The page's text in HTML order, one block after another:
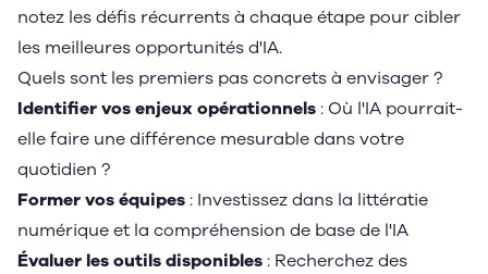
notez les défis récurrents à chaque étape pour cibler
les meilleures opportunités d'IA.
Quels sont les premiers pas concrets à envisager ?
Identifier vos enjeux opérationnels : Où l'IA pourrait-
elle faire une différence mesurable dans votre
quotidien ?
Former vos équipes : Investissez dans la littératie
numérique et la compréhension de base de l'IA
Évaluer les outils disponibles : Recherchez des